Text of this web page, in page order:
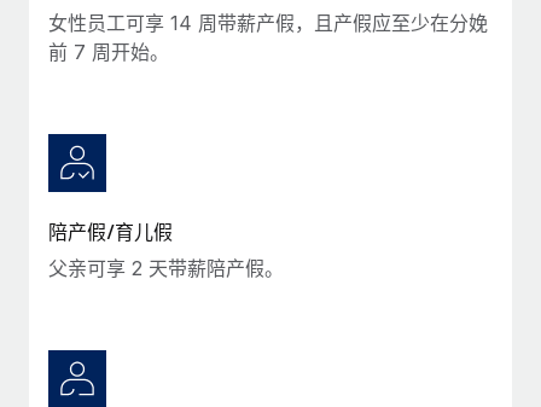
女性员工可享 14 周带薪产假，且产假应至少在分娩
前 7 周开始。
陪产假/育儿假
父亲可享 2 天带薪陪产假。